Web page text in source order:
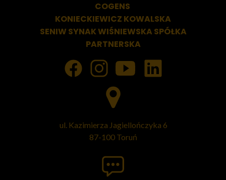
COGENS
KONIECKIEWICZ KOWALSKA
SENIW SYNAK WIŚNIEWSKA SPÓŁKA
PARTNERSKA
ul. Kazimierza Jagiellończyka 6
87-100 Toruń